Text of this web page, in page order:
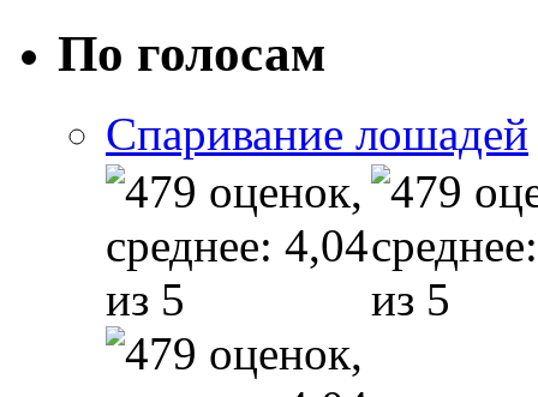
По голосам
Спаривание лошадей